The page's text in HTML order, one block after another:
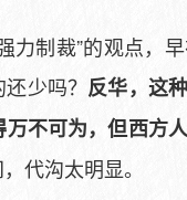
力制裁”的观点，
少吗？ 反华，这
不可为，但西方
代沟太明显。